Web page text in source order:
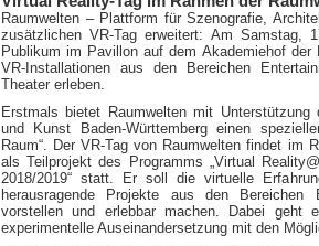
Raumwelten – Plattform für Szenografie,
zusätzlichen VR-Tag erweitert: Am Samstag,
Publikum im Pavillon auf dem Akademiehof der
VR-Installationen aus den Bereichen
Theater erleben.
Erstmals bietet Raumwelten mit
und Kunst Baden-Württemberg einen
Raum“. Der VR-Tag von Raumwelten findet im
als Teilprojekt des Programms „Virtual
2018/2019“ statt. Er soll die virtuelle
herausragende Projekte aus den
vorstellen und erlebbar machen. Dabei
experimentelle Auseinandersetzung mit den